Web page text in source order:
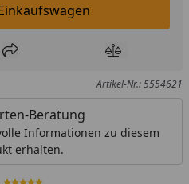
In den Einkaufswagen legen
hinzufügen
Teilen Produkt
Artikel-Nr.: 5554621
Beratung
Informationen zu diesem
erhalten.